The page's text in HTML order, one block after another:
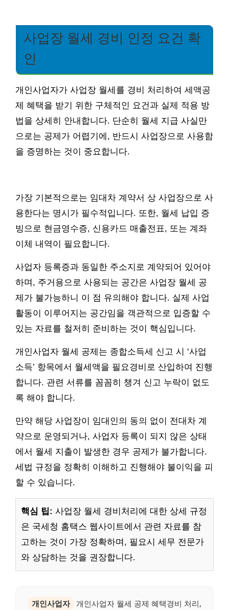
사업장 월세 경비 인정 요건 확
인
개인사업자가 사업장 월세를 경비 처리하여 세액공
제 혜택을 받기 위한 구체적인 요건과 실제 적용 방
법을 상세히 안내합니다. 단순히 월세 지급 사실만
으로는 공제가 어렵기에, 반드시 사업장으로 사용함
을 증명하는 것이 중요합니다.
가장 기본적으로는 임대차 계약서 상 사업장으로 사
용한다는 명시가 필수적입니다. 또한, 월세 납입 증
빙으로 현금영수증, 신용카드 매출전표, 또는 계좌
이체 내역이 필요합니다.
사업자 등록증과 동일한 주소지로 계약되어 있어야
하며, 주거용으로 사용되는 공간은 사업장 월세 공
제가 불가능하니 이 점 유의해야 합니다. 실제 사업
활동이 이루어지는 공간임을 객관적으로 입증할 수
있는 자료를 철저히 준비하는 것이 핵심입니다.
개인사업자 월세 공제는 종합소득세 신고 시 ‘사업
소득’ 항목에서 월세액을 필요경비로 산입하여 진행
합니다. 관련 서류를 꼼꼼히 챙겨 신고 누락이 없도
록 해야 합니다.
만약 해당 사업장이 임대인의 동의 없이 전대차 계
약으로 운영되거나, 사업자 등록이 되지 않은 상태
에서 월세 지출이 발생한 경우 공제가 불가합니다.
세법 규정을 정확히 이해하고 진행해야 불이익을 피
할 수 있습니다.
핵심 팁: 사업장 월세 경비처리에 대한 상세 규정
은 국세청 홈택스 웹사이트에서 관련 자료를 참
고하는 것이 가장 정확하며, 필요시 세무 전문가
와 상담하는 것을 권장합니다.
개인사업자
개인사업자 월세 공제 혜택경비 처리,